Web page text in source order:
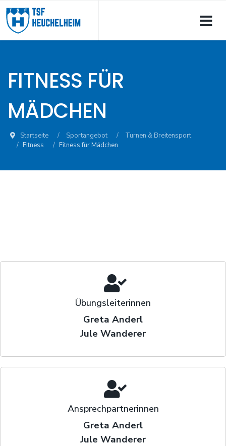
FITNESS FÜR
MÄDCHEN
Startseite Sportangebot
Turnen & Breitensport
Fitness
Fitness für Mädchen
Übungsleiterinnen
Greta Anderl
Jule Wanderer
Ansprechpartnerinnen
Greta Anderl
Jule Wanderer